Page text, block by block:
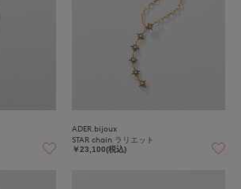
ADER.bijoux
STAR chain ラリエット
￥23,100(税込)